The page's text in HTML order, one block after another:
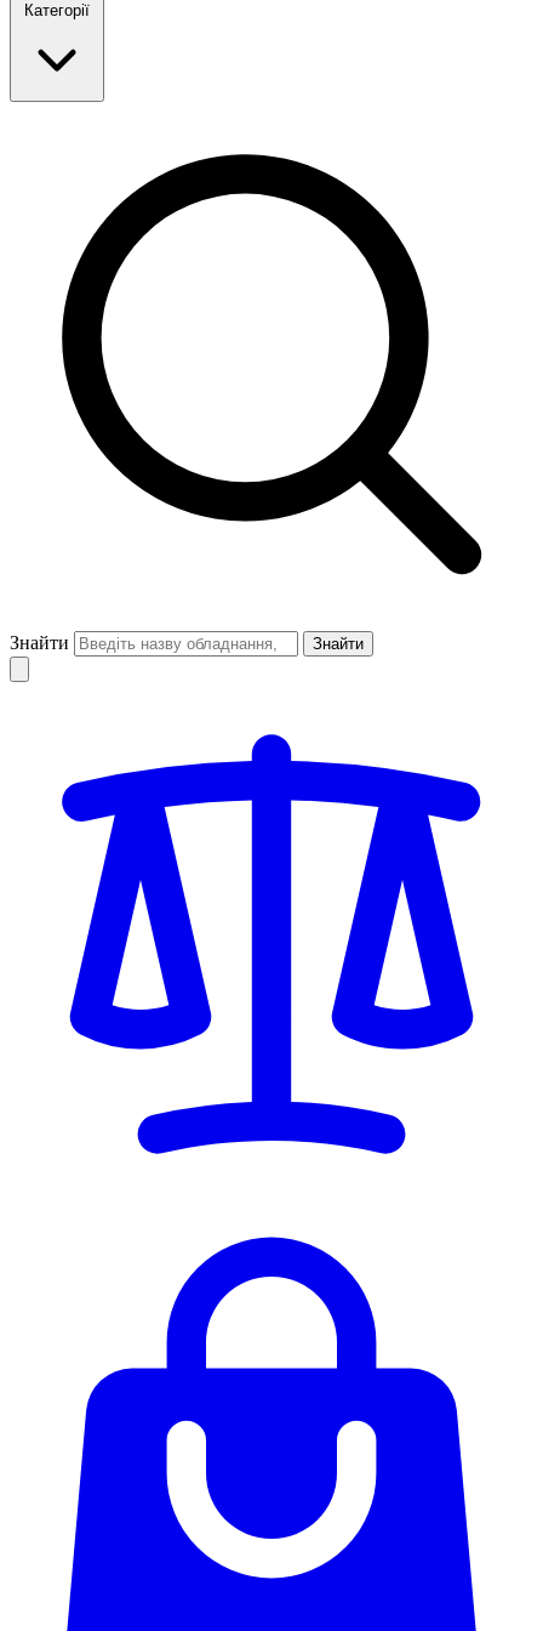
Категорії
Знайти Знайти